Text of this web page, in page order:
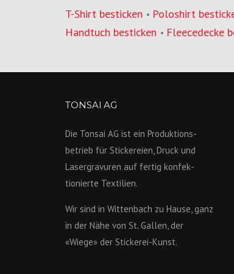
T-Shirt besticken • Poloshirt
Handtuch besticken • Fleecedecke
TONSAI AG
Die Tonsai AG ist ein Produktions­
betrieb für Stickereien, Druck und
Lasergravuren auf fertig konfek­
tionierte Textilien.
Wir sind in Wittenbach zu Hause, ganz
in der Nähe von St. Gallen, der
«Wiege» der Stickerei-Kunst.